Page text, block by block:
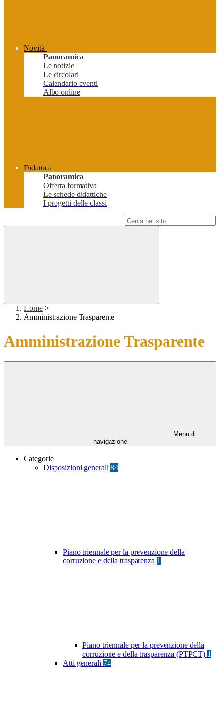
Novità
Panoramica
Le notizie
Le circolari
Calendario eventi
Albo online
Didattica
Panoramica
Offerta formativa
Le schede didattiche
I progetti delle classi
Home >
Amministrazione Trasparente
Amministrazione Trasparente
Menu di
navigazione
Categorie
Disposizioni generali 84
Piano triennale per la prevenzione della
corruzione e della trasparenza 1
Piano triennale per la prevenzione della
corruzione e della trasparenza (PTPCT) 1
Atti generali 74